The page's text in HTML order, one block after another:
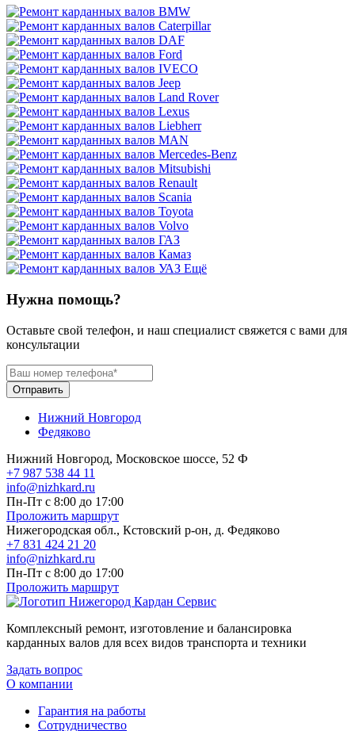
Ещё
Нужна помощь?
Оставьте свой телефон, и наш специалист свяжется с вами для
консультации
Отправить
Нижний Новгород
Федяково
Нижний Новгород, Московское шоссе, 52 Ф
+7 987 538 44 11
info@nizhkard.ru
Пн-Пт с 8:00 до 17:00
Проложить маршрут
Нижегородская обл., Кстовский р-он, д. Федяково
+7 831 424 21 20
info@nizhkard.ru
Пн-Пт с 8:00 до 17:00
Проложить маршрут
Комплексный ремонт, изготовление и балансировка
карданных валов для всех видов транспорта и техники
Задать вопрос
О компании
Гарантия на работы
Сотрудничество